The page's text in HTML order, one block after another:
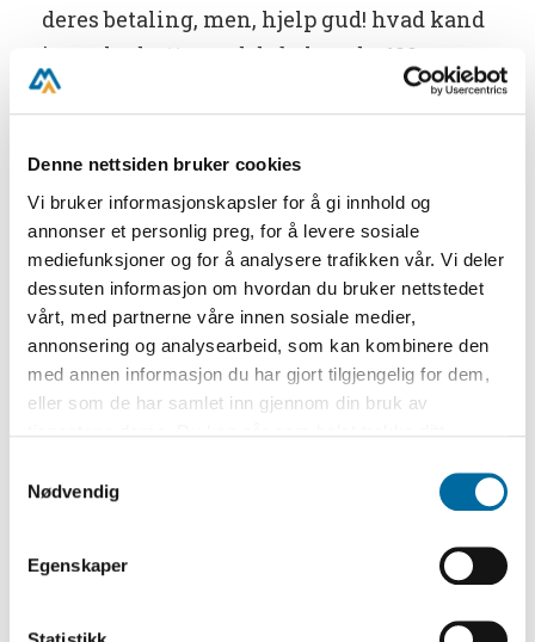
Denne nettsiden bruker cookies
Vi bruker informasjonskapsler for å gi innhold og
annonser et personlig preg, for å levere sosiale
mediefunksjoner og for å analysere trafikken vår. Vi deler
dessuten informasjon om hvordan du bruker nettstedet
vårt, med partnerne våre innen sosiale medier,
annonsering og analysearbeid, som kan kombinere den
med annen informasjon du har gjort tilgjengelig for dem,
eller som de har samlet inn gjennom din bruk av
så endre samtykke og så avvis.
Nødvendig
Egenskaper
deres betaling, men, hjelp gud! hvad kand
jeg vel udrette med de belovede 400
riksdaler blandt saa mange, naar de
de har tilgode».
Situasjonen var denne: Fullmektig
Connis hadde ikke penger fordi
Larvikgreven på dette tidspunktet var på
konkursens rand. Og dette fikk store
konsekvenser for de mange menneskene
i Arendalsdistriktet som hadde
gjaldt ikke bare gruvearbeiderne, men
f.eks. malmskippere, kjøpmenn som